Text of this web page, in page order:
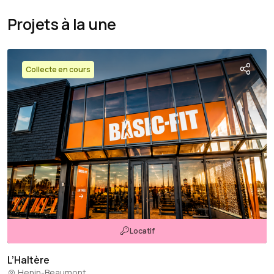
Projets à la une
Collecte en cours
Locatif
L’Haltère